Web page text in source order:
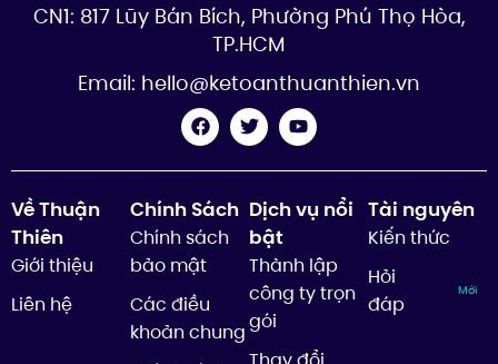
CN1: 817 Lũy Bán Bích, Phường Phú Thọ Hòa,
TP.HCM
Email: hello@ketoanthuanthien.vn
Về Thuận
Thiên
Giới thiệu
Liên hệ
Chính Sách
Chính sách
bảo mật
Các điều
khoản chung
Dịch vụ nổi
bật
Thành lập
công ty trọn
gói
Tài nguyên
Kiến thức
Hỏi
đáp
Mới